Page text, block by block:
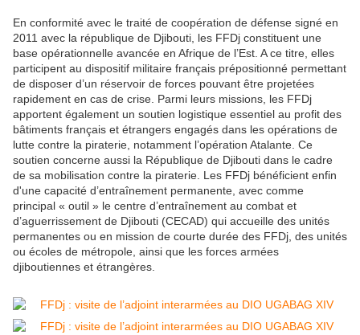
En conformité avec le traité de coopération de défense signé en
2011 avec la république de Djibouti, les FFDj constituent une
base opérationnelle avancée en Afrique de l’Est. A ce titre, elles
participent au dispositif militaire français prépositionné permettant
de disposer d’un réservoir de forces pouvant être projetées
rapidement en cas de crise. Parmi leurs missions, les FFDj
apportent également un soutien logistique essentiel au profit des
bâtiments français et étrangers engagés dans les opérations de
lutte contre la piraterie, notamment l’opération Atalante. Ce
soutien concerne aussi la République de Djibouti dans le cadre
de sa mobilisation contre la piraterie. Les FFDj bénéficient enfin
d'une capacité d’entraînement permanente, avec comme
principal « outil » le centre d’entraînement au combat et
d’aguerrissement de Djibouti (CECAD) qui accueille des unités
permanentes ou en mission de courte durée des FFDj, des unités
ou écoles de métropole, ainsi que les forces armées
djiboutiennes et étrangères.